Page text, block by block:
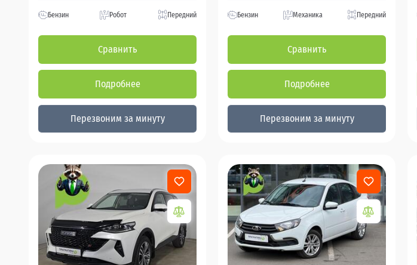
Бензин Робот Передний
Сравнить
Подробнее
Перезвоним за минуту
Бензин Механика Передний
Сравнить
Подробнее
Перезвоним за минуту